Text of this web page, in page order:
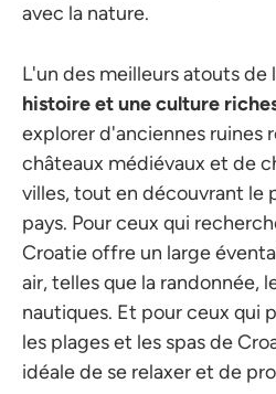
avec la nature.
L'un des meilleurs atouts de
histoire et une culture
explorer d'anciennes ruines
châteaux médiévaux et de
villes, tout en découvrant le
pays. Pour ceux qui
Croatie offre un large
air, telles que la randonnée,
nautiques. Et pour ceux qui
les plages et les spas de
idéale de se relaxer et de